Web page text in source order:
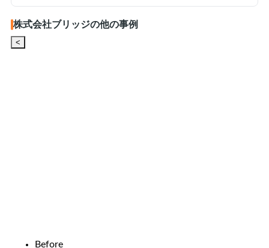
株式会社ブリッジの他の事例
<
Before